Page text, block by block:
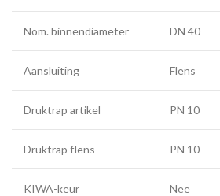
Nom. binnendiameter DN 40
Aansluiting Flens
Druktrap artikel PN 10
Druktrap flens PN 10
KIWA-keur Nee